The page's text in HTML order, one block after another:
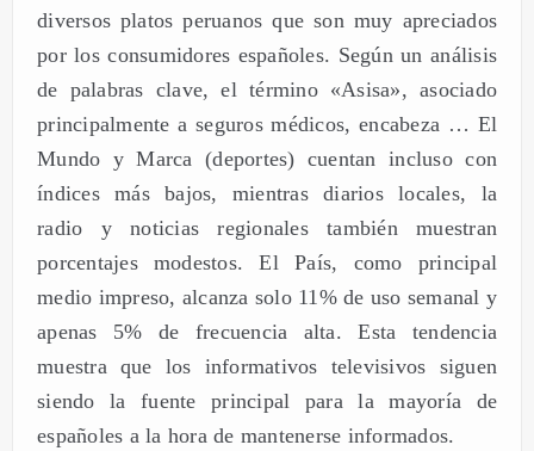
diversos platos peruanos que son muy apreciados
por los consumidores españoles. Según un análisis
de palabras clave, el término «Asisa», asociado
principalmente a seguros médicos, encabeza … El
Mundo y Marca (deportes) cuentan incluso con
índices más bajos, mientras diarios locales, la
radio y noticias regionales también muestran
porcentajes modestos. El País, como principal
medio impreso, alcanza solo 11% de uso semanal y
apenas 5% de frecuencia alta. Esta tendencia
muestra que los informativos televisivos siguen
siendo la fuente principal para la mayoría de
españoles a la hora de mantenerse informados.